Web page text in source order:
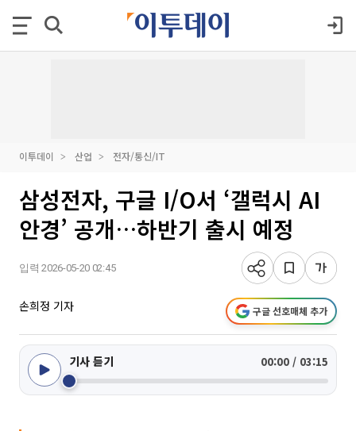
이투데이 산업 전자/통신/IT
삼성전자, 구글 I/O서 ‘갤럭시 AI
안경’ 공개…하반기 출시 예정
입력 2026-05-20 02:45
손희정 기자 구글 선호매체 추가
기사 듣기 00:00 / 03:15